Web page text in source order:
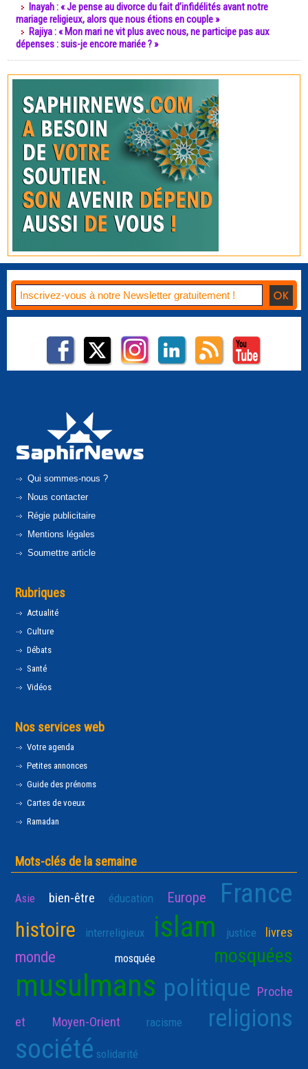
Inayah : « Je pense au divorce du fait d’infidélités avant notre
mariage religieux, alors que nous étions en couple »
Rajiya : « Mon mari ne vit plus avec nous, ne participe pas aux
dépenses : suis-je encore mariée ? »
Qui sommes-nous ?
Nous contacter
Régie publicitaire
Mentions légales
Soumettre article
Rubriques
Actualité
Culture
Débats
Santé
Vidéos
Nos services web
Votre agenda
Petites annonces
Guide des prénoms
Cartes de voeux
Ramadan
Mots-clés de la semaine
Asie bien-être éducation Europe France
histoire interreligieux islam justice livres
monde mosquée mosquées
musulmans politique Proche
et Moyen-Orient
racisme religions
société solidarité